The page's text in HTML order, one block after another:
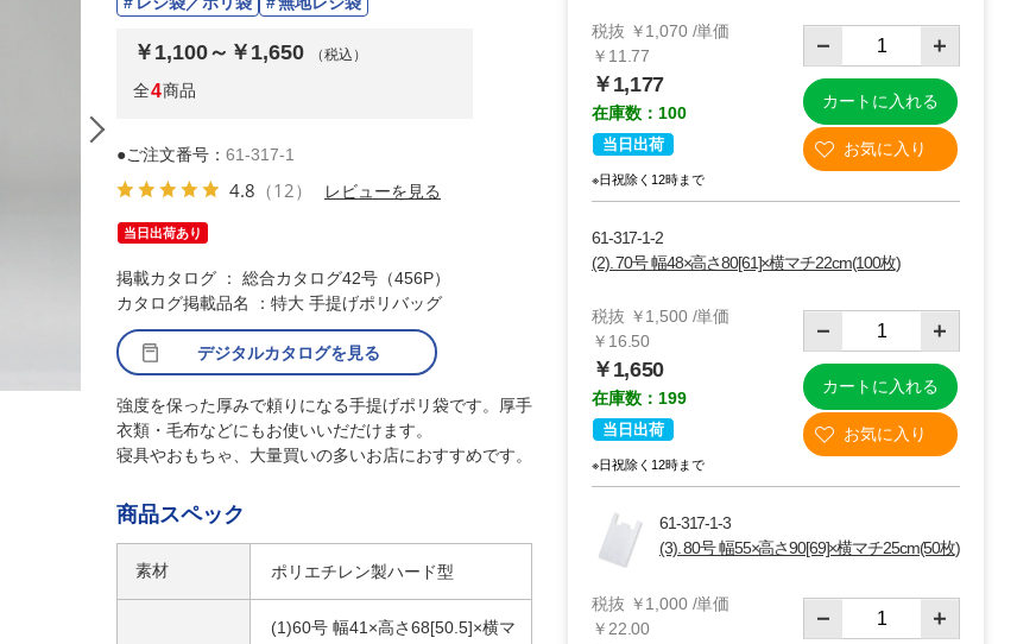
(1)60号 41×68[50.5]×横マチ19cm ※使用例 (3)80号 55×90[69]×横マチ25cm
￥1,100～￥1,650 （税込）
全4商品
●ご注文番号： 61-317-1
4.8 （12） レビューを見る
当日出荷あり
掲載カタログ ： 総合カタログ42号（456P）
デジタルカタログを見る
カタログ掲載品名 ：特大 手提げポリバッグ
強度を保った厚みで頼りになる手提げポリ袋です。厚手
衣類・毛布などにもお使いいだだけます。
寝具やおもちゃ、大量買いの多いお店におすすめです。
商品スペック
素材 ポリエチレン製ハード型
(1)60号 幅41×高さ68[50.5]×横マ
税抜 ￥1,070 /単価
￥11.77
￥1,177
在庫数：100
当日出荷
※日祝除く12時まで
カートに入れる
61-317-1-2
(2). 70号 幅48×高さ80[61]×横マチ22cm(100枚)
税抜 ￥1,500 /単価
￥16.50
￥1,650
在庫数：199
当日出荷
※日祝除く12時まで
カートに入れる
61-317-1-3
(3). 80号 幅55×高さ90[69]×横マチ25cm(50枚)
税抜 ￥1,000 /単価
￥22.00